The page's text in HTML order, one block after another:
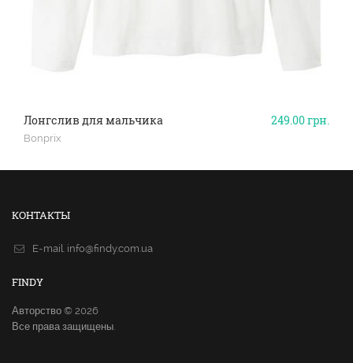
249.00грн.
Лонгслив для мальчика
Bonprix
КОНТАКТЫ
E-mail. info@findy.com.ua
FINDY
Авторство © 2026
Все права защищены.